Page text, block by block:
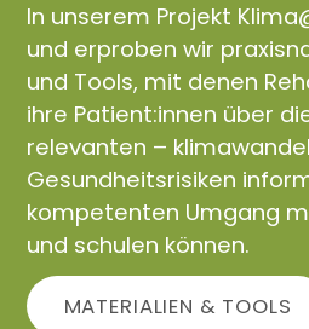
In unserem Projekt
und erproben wir
und Tools, mit denen
ihre Patient:innen über
relevanten –
Gesundheitsrisiken
kompetenten Umgang
und schulen können.
MATERIALIEN & TOOLS